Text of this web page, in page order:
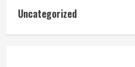
Uncategorized